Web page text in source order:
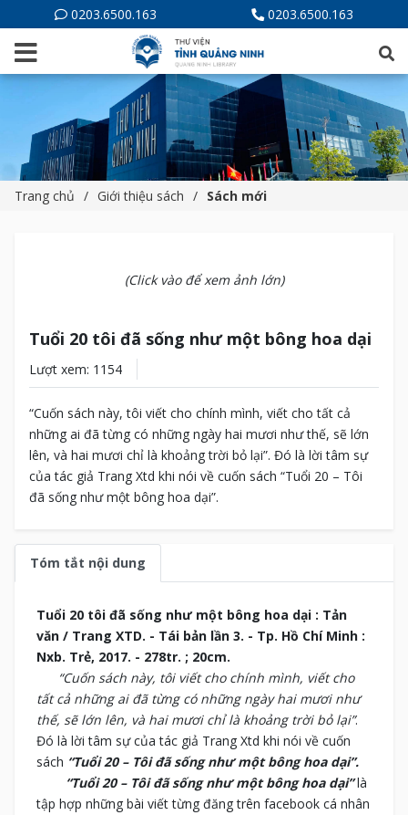
0203.6500.163 0203.6500.163
Trang chủ Giới thiệu sách Sách mới
(Click vào để xem ảnh lớn)
Tuổi 20 tôi đã sống như một bông hoa dại
Lượt xem: 1154
“Cuốn sách này, tôi viết cho chính mình, viết cho tất cả
những ai đã từng có những ngày hai mươi như thế, sẽ lớn
lên, và hai mươi chỉ là khoảng trời bỏ lại”. Đó là lời tâm sự
của tác giả Trang Xtd khi nói về cuốn sách “Tuổi 20 – Tôi
đã sống như một bông hoa dại”.
Tóm tắt nội dung
Tuổi 20 tôi đã sống như một bông hoa dại : Tản
văn / Trang XTD. - Tái bản lần 3. - Tp. Hồ Chí Minh :
Nxb. Trẻ, 2017. - 278tr. ; 20cm.
“Cuốn sách này, tôi viết cho chính mình, viết cho
tất cả những ai đã từng có những ngày hai mươi như
thế, sẽ lớn lên, và hai mươi chỉ là khoảng trời bỏ lại”.
Đó là lời tâm sự của tác giả Trang Xtd khi nói về cuốn
sách “Tuổi 20 – Tôi đã sống như một bông hoa dại”.
“Tuổi 20 – Tôi đã sống như một bông hoa dại”là
tập hợp những bài viết từng đăng trên facebook cá nhân